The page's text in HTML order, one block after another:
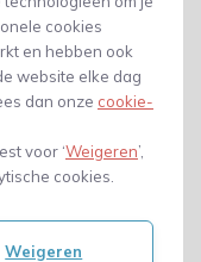
cookies
en hebben ook
website elke dag
dan onze cookie-
voor ‘Weigeren’,
cookies.
Weigeren